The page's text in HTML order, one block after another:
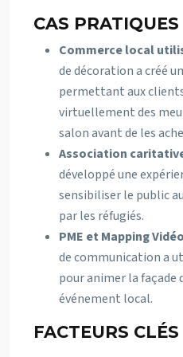
CAS PRATIQUES
Commerce local
de décoration a créé
permettant aux
virtuellement des
salon avant de les
Association
développé une
sensibiliser le public
par les réfugiés.
PME et Mapping
de communication a
pour animer la façade
événement local.
FACTEURS